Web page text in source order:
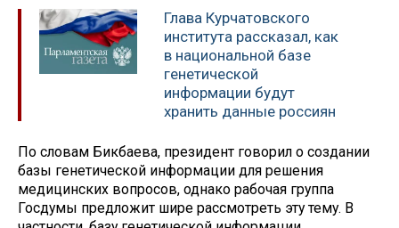
Глава Курчатовского
института рассказал, как
в национальной базе
генетической
информации будут
хранить данные россиян
По словам Бикбаева, президент говорил о создании
базы генетической информации для решения
медицинских вопросов, однако рабочая группа
Госдумы предложит шире рассмотреть эту тему. В